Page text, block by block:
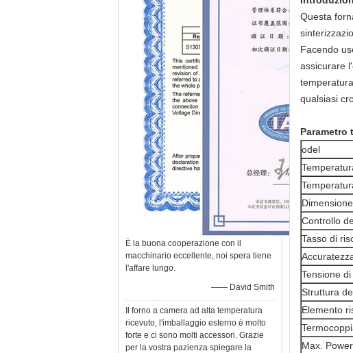
È la buona cooperazione con il
macchinario eccellente, noi spera tiene
l'affare lungo.
—— David Smith
Il forno a camera ad alta temperatura
ricevuto, l'imballaggio esterno è molto
forte e ci sono molti accessori. Grazie
per la vostra pazienza spiegare la
Questa
Facendo
assicurare
qualsiasi
odel
Controllo
Tasso di
Tensione
Struttura
Elemento
Max. Power